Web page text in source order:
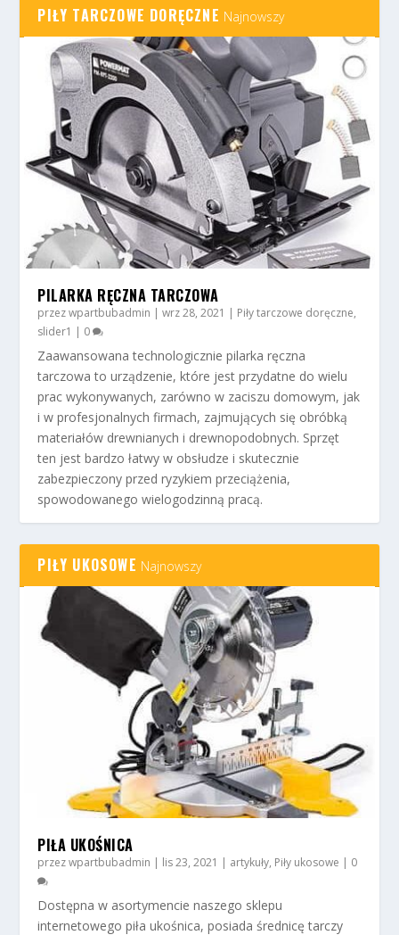
PIŁY TARCZOWE DORĘCZNE Najnowszy
PILARKA RĘCZNA TARCZOWA
przezwpartbubadmin |wrz 28, 2021 | Piły tarczowe doręczne,
slider1 | 0
Zaawansowana technologicznie pilarka ręczna
tarczowa to urządzenie, które jest przydatne do wielu
prac wykonywanych, zarówno w zaciszu domowym, jak
i w profesjonalnych firmach, zajmujących się obróbką
materiałów drewnianych i drewnopodobnych. Sprzęt
ten jest bardzo łatwy w obsłudze i skutecznie
zabezpieczony przed ryzykiem przeciążenia,
spowodowanego wielogodzinną pracą.
PIŁY UKOSOWE Najnowszy
PIŁA UKOŚNICA
przezwpartbubadmin | lis 23, 2021 | artykuły, Piły ukosowe | 0
Dostępna w asortymencie naszego sklepu
internetowego piła ukośnica, posiada średnicę tarczy